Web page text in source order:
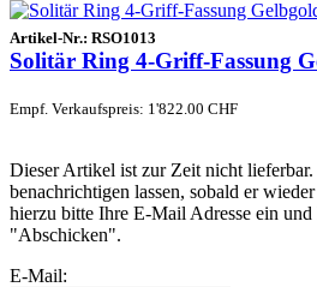
Artikel-Nr.: RSO1013
Solitär Ring 4-Griff-Fassung
Empf. Verkaufspreis: 1'822.00 CHF
Dieser Artikel ist zur Zeit nicht lieferbar.
benachrichtigen lassen, sobald er
hierzu bitte Ihre E-Mail Adresse ein
"Abschicken".
E-Mail: